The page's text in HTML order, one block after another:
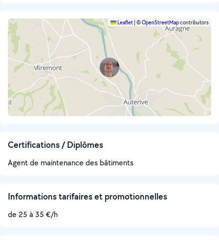
Leaflet ©OpenStreetMapcontributors
Certifications / Diplômes
Agent de maintenance des bâtiments
Informations tarifaires et promotionnelles
de 25 à 35 €/h